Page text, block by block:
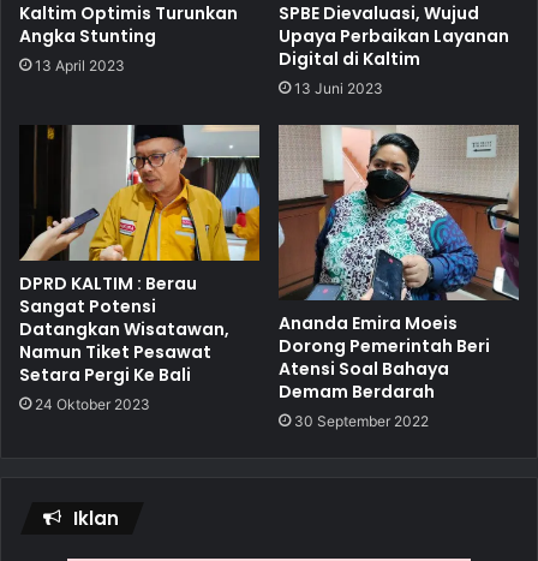
Kaltim Optimis Turunkan
Angka Stunting
13 April 2023
SPBE Dievaluasi, Wujud
Upaya Perbaikan Layanan
Digital di Kaltim
13 Juni 2023
DPRD KALTIM : Berau
Sangat Potensi
Datangkan Wisatawan,
Namun Tiket Pesawat
Setara Pergi Ke Bali
24 Oktober 2023
Ananda Emira Moeis
Dorong Pemerintah Beri
Atensi Soal Bahaya
Demam Berdarah
30 September 2022
Iklan